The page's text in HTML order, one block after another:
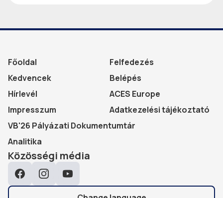
Főoldal
Felfedezés
Kedvencek
Belépés
Hírlevél
ACES Europe
Impresszum
Adatkezelési tájékoztató
VB'26 Pályázati Dokumentumtár
Analitika
Közösségi média
FacebookInstagramYouTube